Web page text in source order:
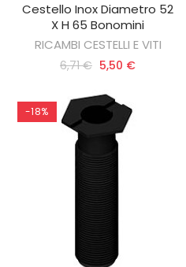
AGGIUNGI AL CARRELLO
Cestello Inox Diametro 52
X H 65 Bonomini
RICAMBI CESTELLI E VITI
6,71 € 5,50 €
-18%